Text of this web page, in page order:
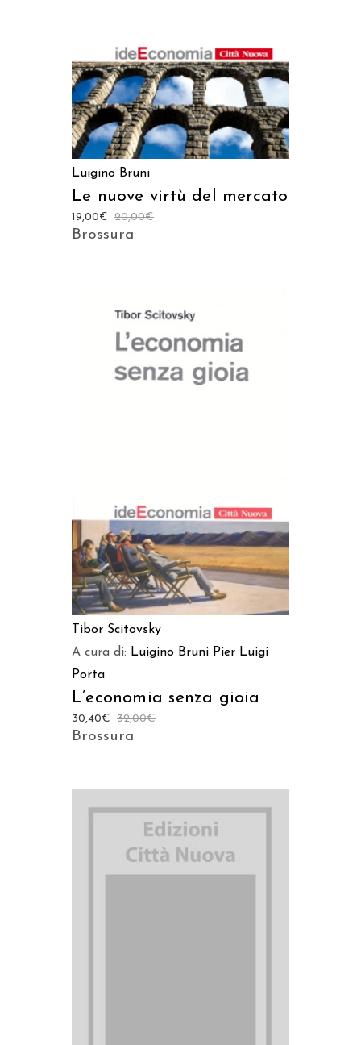
Luigino Bruni
Le nuove virtù del mercato
20,00€
19,00€
Brossura
Tibor Scitovsky
A cura di: Luigino Bruni Pier Luigi
Porta
L’economia senza gioia
32,00€
30,40€
Brossura